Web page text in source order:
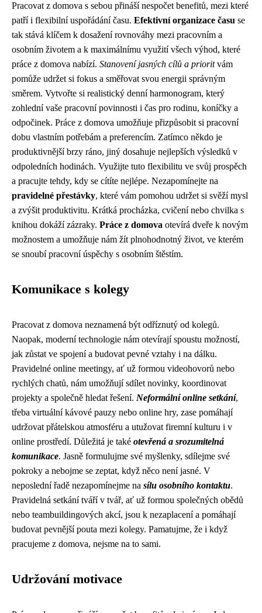
Pracovat z domova s sebou přináší nespočet benefitů, mezi které
patří i flexibilní uspořádání času. Efektivní organizace času se
tak stává klíčem k dosažení rovnováhy mezi pracovním a
osobním životem a k maximálnímu využití všech výhod, které
práce z domova nabízí. Stanovení jasných cílů a prioritvám
pomůže udržet si fokus a směřovat svou energii správným
směrem. Vytvořte si realistický denní harmonogram, který
zohlední vaše pracovní povinnosti i čas pro rodinu, koníčky a
odpočinek. Práce z domova umožňuje přizpůsobit si pracovní
dobu vlastním potřebám a preferencím. Zatímco někdo je
produktivnější brzy ráno, jiný dosahuje nejlepších výsledků v
odpoledních hodinách. Využijte tuto flexibilitu ve svůj prospěch
a pracujte tehdy, kdy se cítíte nejlépe. Nezapomínejte na
pravidelné přestávky, které vám pomohou udržet si svěží mysl
a zvýšit produktivitu. Krátká procházka, cvičení nebo chvilka s
knihou dokáží zázraky. Práce z domova otevírá dveře k novým
možnostem a umožňuje nám žít plnohodnotný život, ve kterém
se snoubí pracovní úspěchy s osobním štěstím.
Komunikace s kolegy
Pracovat z domova neznamená být odříznutý od kolegů.
Naopak, moderní technologie nám otevírají spoustu možností,
jak zůstat ve spojení a budovat pevné vztahy i na dálku.
Pravidelné online meetingy, ať už formou videohovorů nebo
rychlých chatů, nám umožňují sdílet novinky, koordinovat
projekty a společně hledat řešení. Neformální online setkání,
třeba virtuální kávové pauzy nebo online hry, zase pomáhají
udržovat přátelskou atmosféru a utužovat firemní kulturu i v
online prostředí. Důležitá je také otevřená a srozumitelná
komunikace. Jasně formulujme své myšlenky, sdílejme své
pokroky a nebojme se zeptat, když něco není jasné. V
neposlední řadě nezapomínejme na sílu osobního kontaktu.
Pravidelná setkání tváří v tvář, ať už formou společných obědů
nebo teambuildingových akcí, jsou k nezaplacení a pomáhají
budovat pevnější pouta mezi kolegy. Pamatujme, že i když
pracujeme z domova, nejsme na to sami.
Udržování motivace